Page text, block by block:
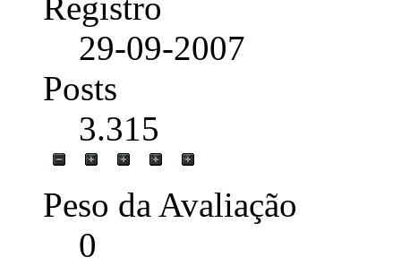
Registro
29-09-2007
Posts
3.315
Peso da Avaliação
0